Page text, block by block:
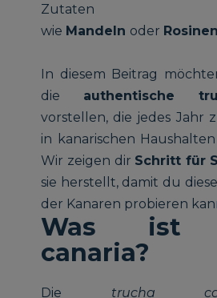
Zutaten
wie Mandeln oder Rosinen
In diesem Beitrag
die authentische
vorstellen, die jedes Jahr
in kanarischen
Wir zeigen dir Schritt für
sie herstellt, damit du
der Kanaren probieren
Was ist
canaria?
Die trucha